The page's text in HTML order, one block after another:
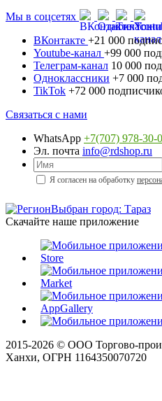
Мы в соцсетях
ВКонтакте +21 000
Youtube-канал +99 000
Телеграм-канал 10 000
Одноклассники +7 000
TikTok +72 000
Связаться с нами
WhatsApp +7(707) 978-30-
Эл. почта info@rdshop.ru
Я согласен на обработку
Выбран город: Тараз
Скачайте наше приложение
2015-2026 © ООО Торгово-
Ханхи, ОГРН 1164350070720